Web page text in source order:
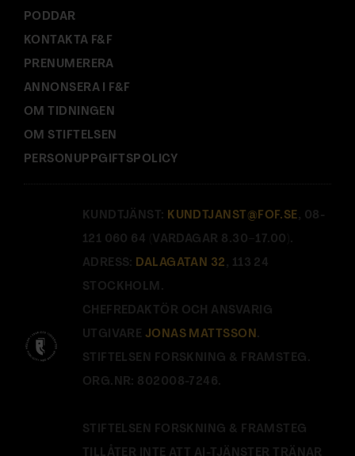
PODDAR
KONTAKTA F&F
PRENUMERERA
ANNONSERA I F&F
OM TIDNINGEN
OM STIFTELSEN
PERSONUPPGIFTSPOLICY
KUNDTJÄNST: KUNDTJANST@FOF.SE , 08-
121 060 64 (VARDAGAR 8.30–17.00).
ADRESS: DALAGATAN 32 , 113 24
STOCKHOLM.
CHEFREDAKTÖR OCH ANSVARIG
UTGIVARE JONAS MATTSSON .
STIFTELSEN FORSKNING & FRAMSTEG.
ORG.NR: 802008-7246.
STIFTELSEN FORSKNING & FRAMSTEG
TILLÅTER INTE ATT AI-TJÄNSTER TRÄNAR